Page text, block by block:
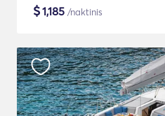
$1,185 /naktinis